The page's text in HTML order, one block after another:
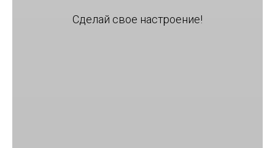
Сделай свое настроение!